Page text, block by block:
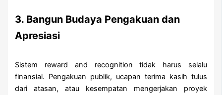
3. Bangun Budaya Pengakuan dan
Apresiasi
Sistem reward and recognition tidak harus selalu
finansial. Pengakuan publik, ucapan terima kasih tulus
dari atasan, atau kesempatan mengerjakan proyek